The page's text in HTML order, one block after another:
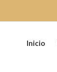
Inicio